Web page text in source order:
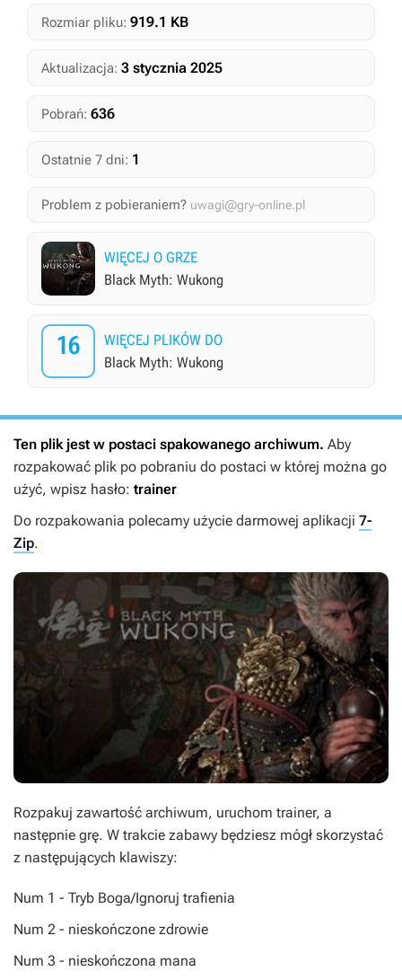
Rozmiar pliku: 919.1 KB
Aktualizacja: 3 stycznia 2025
Pobrań: 636
Ostatnie 7 dni: 1
Problem z pobieraniem? uwagi@gry-online.pl
WIĘCEJ O GRZE
Black Myth: Wukong
16
WIĘCEJ PLIKÓW DO
Black Myth: Wukong
Ten plik jest w postaci spakowanego archiwum. Aby
rozpakować plik po pobraniu do postaci w której można go
użyć, wpisz hasło: trainer
Do rozpakowania polecamy użycie darmowej aplikacji 7-
Zip.
Rozpakuj zawartość archiwum, uruchom trainer, a
następnie grę. W trakcie zabawy będziesz mógł skorzystać
z następujących klawiszy:
Num 1 - Tryb Boga/Ignoruj trafienia
Num 2 - nieskończone zdrowie
Num 3 - nieskończona mana